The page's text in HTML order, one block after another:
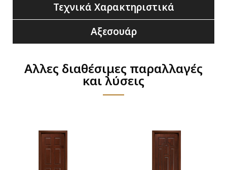
Τεχνικά Χαρακτηριστικά
Αξεσουάρ
Αλλες διαθέσιμες παραλλαγές
και λύσεις